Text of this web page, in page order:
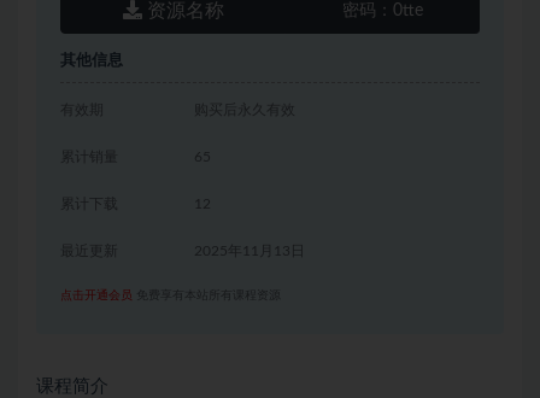
资源名称 密码： 0tte
其他信息
有效期 购买后永久有效
累计销量 65
累计下载 12
2025年11月13日
点击开通会员 免费享有本站所有课程资源
课程简介